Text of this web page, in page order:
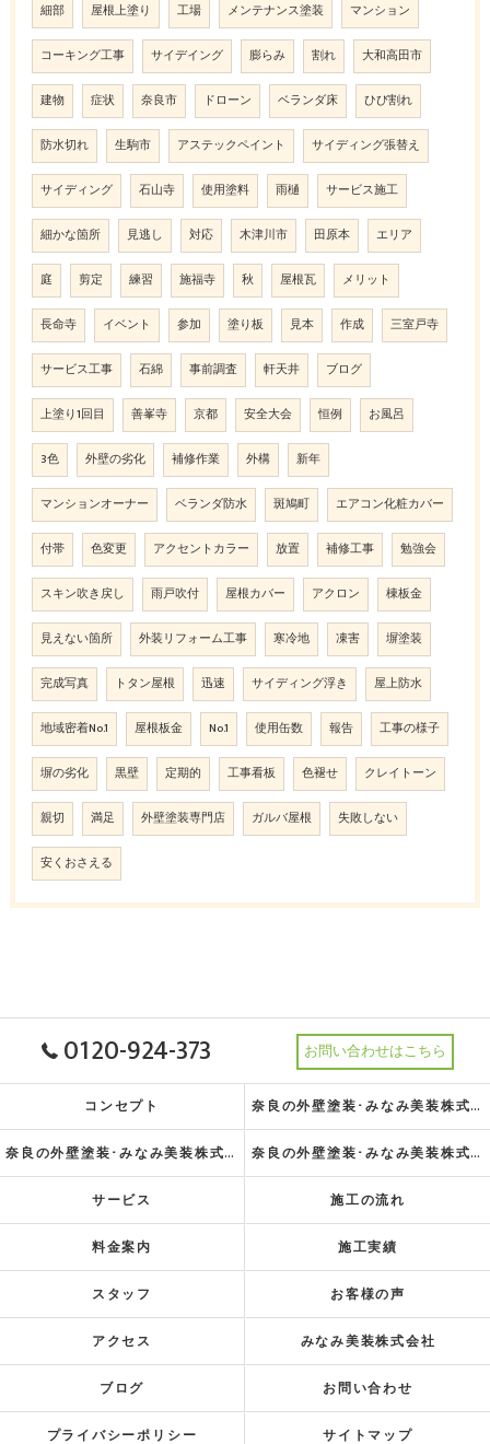
細部 屋根上塗り 工場 メンテナンス塗装 マンション
コーキング工事 サイデイング 膨らみ 割れ 大和高田市
建物 症状 奈良市 ドローン ベランダ床 ひび割れ
防水切れ 生駒市 アステックペイント サイディング張替え
サイディング 石山寺 使用塗料 雨樋 サービス施工
細かな箇所 見逃し 対応 木津川市 田原本 エリア
庭 剪定 練習 施福寺 秋 屋根瓦 メリット
長命寺 イベント 参加 塗り板 見本 作成 三室戸寺
サービス工事 石綿 事前調査 軒天井 ブログ
上塗り1回目 善峯寺 京都 安全大会 恒例 お風呂
3色 外壁の劣化 補修作業 外構 新年
マンションオーナー ベランダ防水 斑鳩町 エアコン化粧カバー
付帯 色変更 アクセントカラー 放置 補修工事 勉強会
スキン吹き戻し 雨戸吹付 屋根カバー アクロン 棟板金
見えない箇所 外装リフォーム工事 寒冷地 凍害 塀塗装
完成写真 トタン屋根 迅速 サイディング浮き 屋上防水
地域密着No.1 屋根板金 No.1 使用缶数 報告 工事の様子
塀の劣化 黒壁 定期的 工事看板 色褪せ クレイトーン
親切 満足 外壁塗装専門店 ガルバ屋根 失敗しない
安くおさえる
0120-924-373 お問い合わせはこちら
コンセプト 奈良の外壁塗装･みなみ美装株式会社の理念
奈良の外壁塗装･みなみ美装株式会社の特徴 奈良の外壁塗装･みなみ美装株式会社の指針
サービス 施工の流れ
料金案内 施工実績
スタッフ お客様の声
アクセス みなみ美装株式会社
ブログ お問い合わせ
プライバシーポリシー サイトマップ